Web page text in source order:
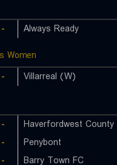
- Always Ready
Women
- Villarreal (W)
- Haverfordwest County
- Penybont
- Barry Town FC